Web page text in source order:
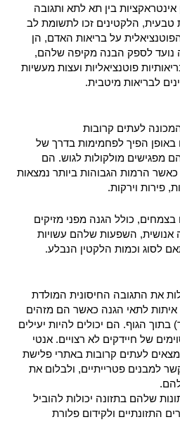
אינטראקציות בין תא לתא ותגובה
טבעית, הלקטינים זכו לתשומת לב
על בריאות האדם, הן
נועד לספק הבנה מקיפה שלהם,
פוטנציאליות ועצות מעשיות
לבריאות מיטבית.
לעתים קרובות
באופן הפיך לפחמימות בדרך של
מפגישים מולקולות לגוש. הם
מהמזונות, כאשר הרמות הגבוהות ביותר נמצאות
פירות וירקות.
כולל הגנה מפני מזיקים
אנושית, השפעות שלהם עשויות
לסוג וכמות הלקטין הנבלע.
את התגובה החיסונית המולדת
איתות לתאי הגנה כאשר הם מזהים
בתוך הגוף. הם יכולים להיות יעילים
של חיידקים לא רצויים. אנטי
לעתים קרובות באתרי פלישת
למבנים פטרייתיים, ולבלום את
שלהם בתזונה יכולות להוביל
התזונתיים ולקידום פלורת